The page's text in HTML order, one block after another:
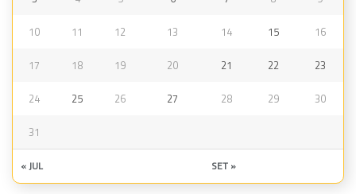
10 11 12 13 14 15 16
17 18 19 20 21 22 23
24 25 26 27 28 29 30
31
« JUL SET »